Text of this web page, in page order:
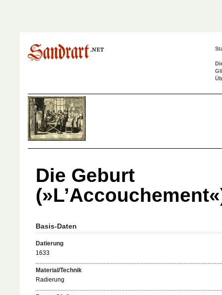
Die Geburt
Basis-Daten
Datierung
1633
Material/Technik
Radierung